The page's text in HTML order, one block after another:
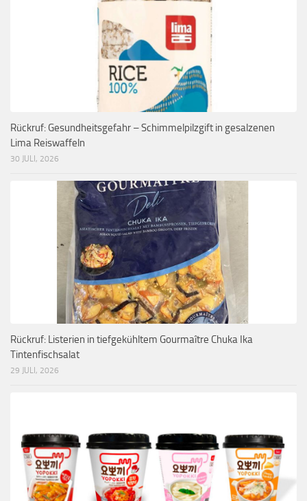
Rückruf: Gesundheitsgefahr – Schimmelpilzgift in gesalzenen
Lima Reiswaffeln
30 JULI, 2026
Rückruf: Listerien in tiefgekühltem Gourmaître Chuka Ika
Tintenfischsalat
29 JULI, 2026